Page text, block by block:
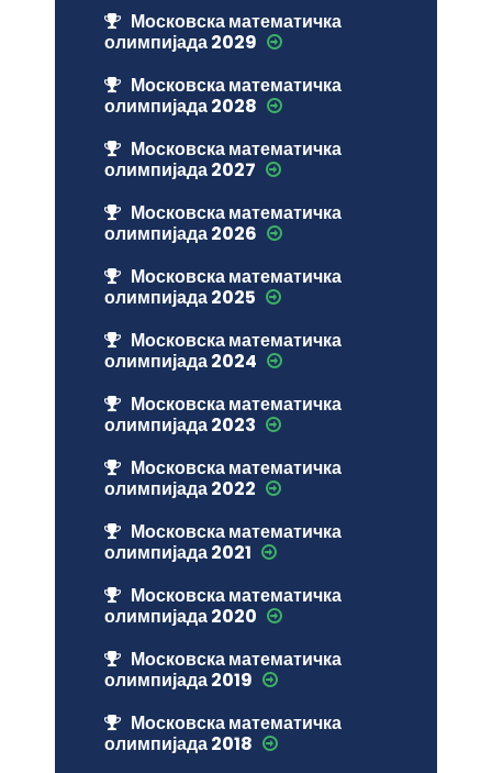
Московска математичка
олимпијада 2029
Московска математичка
олимпијада 2028
Московска математичка
олимпијада 2027
Московска математичка
олимпијада 2026
Московска математичка
олимпијада 2025
Московска математичка
олимпијада 2024
Московска математичка
олимпијада 2023
Московска математичка
олимпијада 2022
Московска математичка
олимпијада 2021
Московска математичка
олимпијада 2020
Московска математичка
олимпијада 2019
Московска математичка
олимпијада 2018